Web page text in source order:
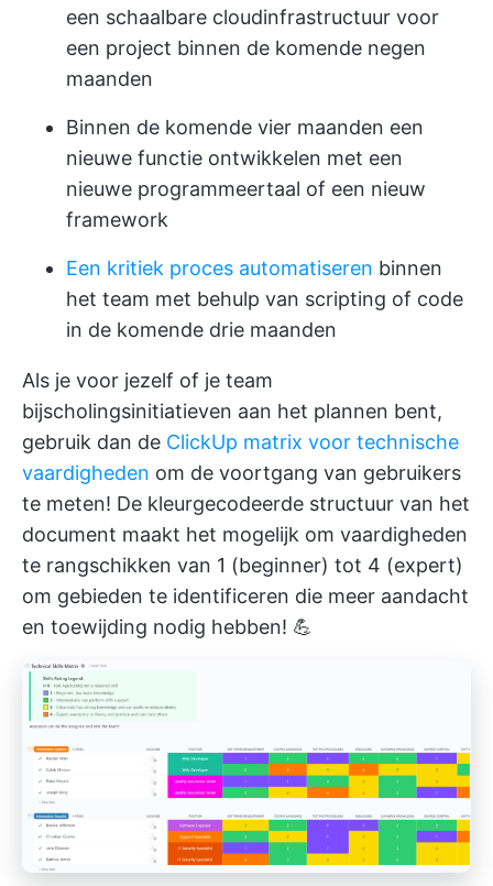
een schaalbare cloudinfrastructuur voor
een project binnen de komende negen
maanden
Binnen de komende vier maanden een
nieuwe functie ontwikkelen met een
nieuwe programmeertaal of een nieuw
framework
Een kritiek proces automatiseren binnen
het team met behulp van scripting of code
in de komende drie maanden
Als je voor jezelf of je team
bijscholingsinitiatieven aan het plannen bent,
gebruik dan de ClickUp matrix voor technische
vaardigheden om de voortgang van gebruikers
te meten! De kleurgecodeerde structuur van het
document maakt het mogelijk om vaardigheden
te rangschikken van 1 (beginner) tot 4 (expert)
om gebieden te identificeren die meer aandacht
en toewijding nodig hebben! 💪